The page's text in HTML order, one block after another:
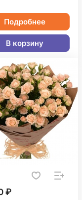
Подробнее
В корзину
₽